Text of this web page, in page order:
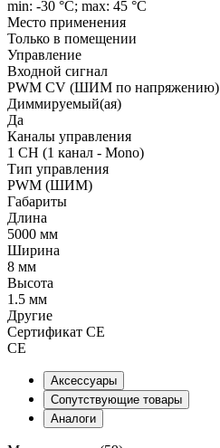
min: -30 °C; max: 45 °C
Место применения
Только в помещении
Управление
Входной сигнал
PWM СV (ШИМ по напряжению)
Диммируемый(ая)
Да
Каналы управления
1 CH (1 канал - Mono)
Тип управления
PWM (ШИМ)
Габариты
Длина
5000 мм
Ширина
8 мм
Высота
1.5 мм
Другие
Сертификат CE
CE
Аксессуары
Сопутствующие товары
Аналоги